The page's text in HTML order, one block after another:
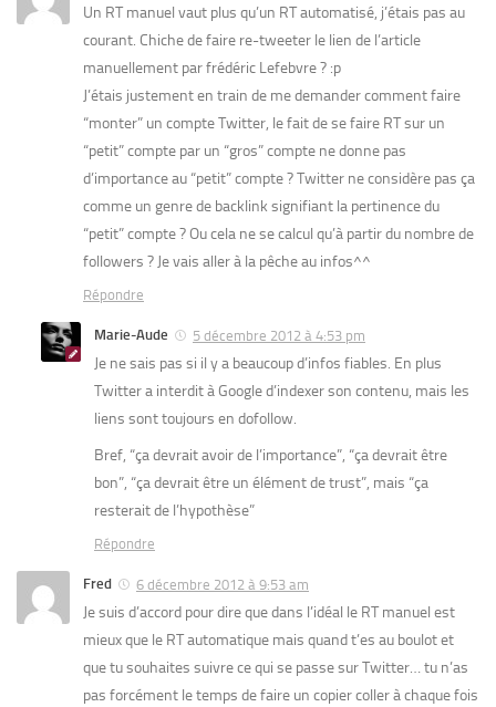
Un RT manuel vaut plus qu’un RT automatisé, j’étais pas au
courant. Chiche de faire re-tweeter le lien de l’article
manuellement par frédéric Lefebvre ? :p
J’étais justement en train de me demander comment faire
“monter” un compte Twitter, le fait de se faire RT sur un
“petit” compte par un “gros” compte ne donne pas
d’importance au “petit” compte ? Twitter ne considère pas ça
comme un genre de backlink signifiant la pertinence du
“petit” compte ? Ou cela ne se calcul qu’à partir du nombre de
followers ? Je vais aller à la pêche au infos^^
Répondre
Marie-Aude 5 décembre 2012 à 4:53 pm
Je ne sais pas si il y a beaucoup d’infos fiables. En plus
Twitter a interdit à Google d’indexer son contenu, mais les
liens sont toujours en dofollow.
Bref, “ça devrait avoir de l’importance”, “ça devrait être
bon”, “ça devrait être un élément de trust”, mais “ça
resterait de l’hypothèse”
Répondre
Fred 6 décembre 2012 à 9:53 am
Je suis d’accord pour dire que dans l’idéal le RT manuel est
mieux que le RT automatique mais quand t’es au boulot et
que tu souhaites suivre ce qui se passe sur Twitter… tu n’as
pas forcément le temps de faire un copier coller à chaque fois